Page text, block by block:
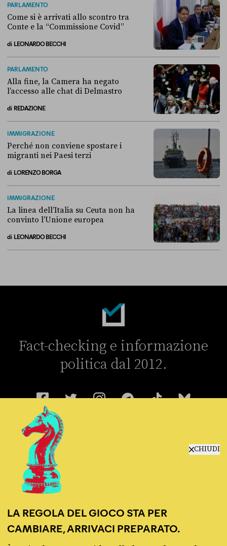
CHIUDI
LA REGOLA DEL GIOCO STA PER
CAMBIARE, ARRIVACI PREPARATO.
PARLAMENTO
Come si è arrivati allo scontro tra
Conte e la “Commissione Covid”
di LEONARDO BECCHI
PARLAMENTO
Alla fine, la Camera ha negato
l’accesso alle chat di Delmastro
di REDAZIONE
IMMIGRAZIONE
Perché non conviene spostare i
migranti nei Paesi terzi
di LORENZO BORGA
IMMIGRAZIONE
La linea dell’Italia su Ceuta non ha
convinto l’Unione europea
di LEONARDO BECCHI
Fact-checking e informazione
politica dal 2012.
contattaci